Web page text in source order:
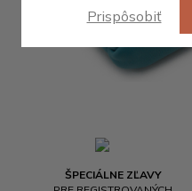
ŠPECIÁLNE ZĽAVY
Prispôsobiť